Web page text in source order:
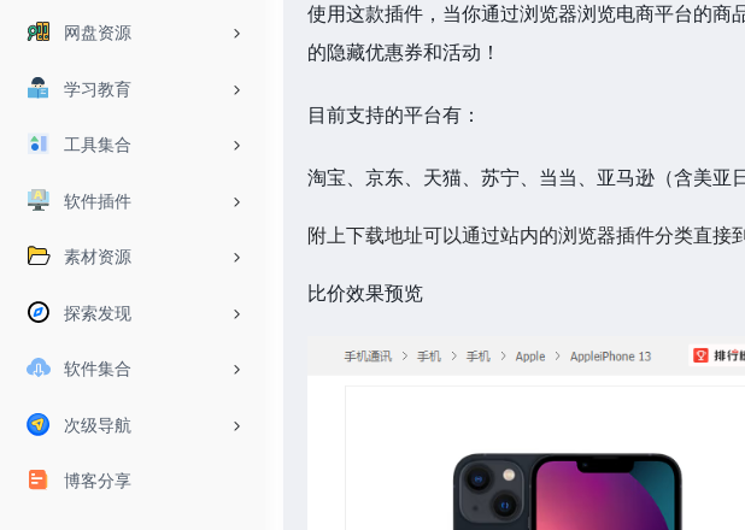
网盘资源
学习教育
工具集合
软件插件
素材资源
探索发现
软件集合
次级导航
博客分享
使用这款插件，当你通过浏览器浏览电商平台的
的隐藏优惠券和活动！
目前支持的平台有：
淘宝、京东、天猫、苏宁、当当、亚马逊（含美亚
附上下载地址可以通过站内的浏览器插件分类直接
比价效果预览